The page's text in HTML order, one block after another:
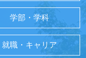
学部・学科
就職・キャリア